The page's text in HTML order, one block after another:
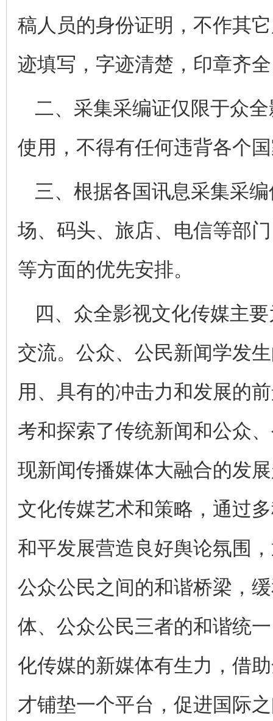
稿人员的身份证明，不作其
迹填写，字迹清楚，印章齐
二、采集采编证仅限于众
使用，不得有任何违背各个
三、根据各国讯息采集采
场、码头、旅店、电信等部
等方面的优先安排。
四、众全影视文化传媒主
交流。公众、公民新闻学发
用、具有的冲击力和发展的
考和探索了传统新闻和公众
现新闻传播媒体大融合的发
文化传媒艺术和策略，通过
和平发展营造良好舆论氛围
公众公民之间的和谐桥梁，
体、公众公民三者的和谐统
化传媒的新媒体有生力，借
才铺垫一个平台，促进国际